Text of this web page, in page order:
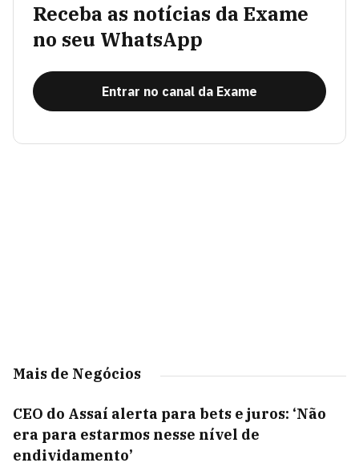
Receba as notícias da Exame
no seu WhatsApp
Entrar no canal da Exame
Mais de Negócios
CEO do Assaí alerta para bets e juros: ‘Não
era para estarmos nesse nível de
endividamento’